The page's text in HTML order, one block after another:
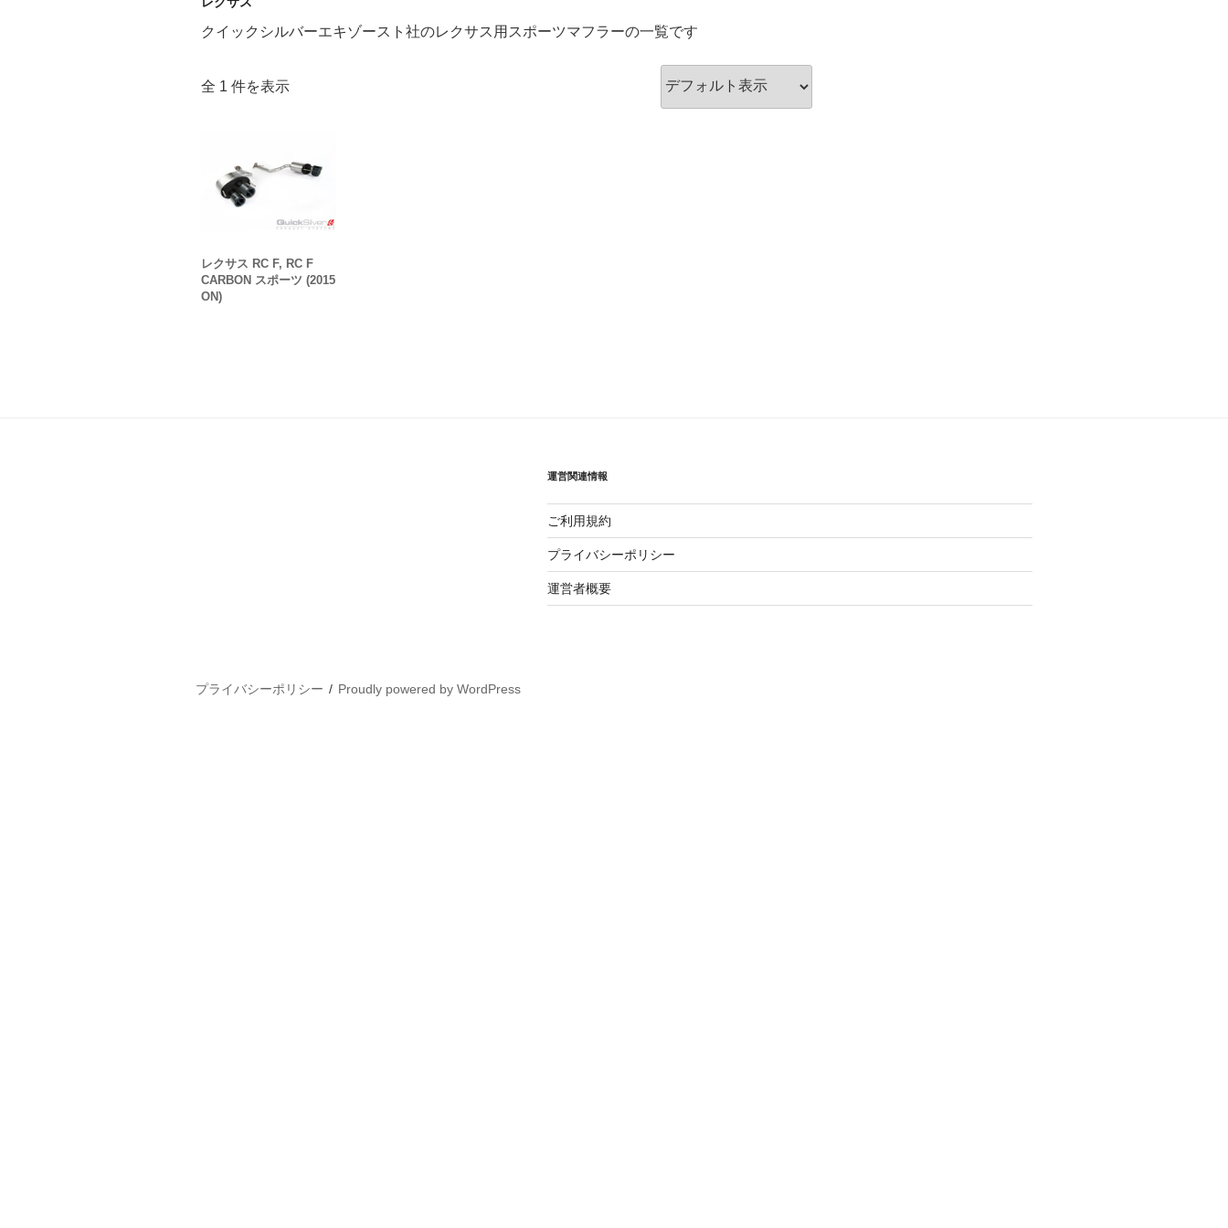
クイックシルバーエキゾースト社のレクサス用スポーツマフラーの一覧です
全 1 件を表示
レクサス RC F, RC F
CARBON スポーツ (2015
ON)
運営関連情報
ご利用規約
プライバシーポリシー
運営者概要
プライバシーポリシー Proudly powered by WordPress